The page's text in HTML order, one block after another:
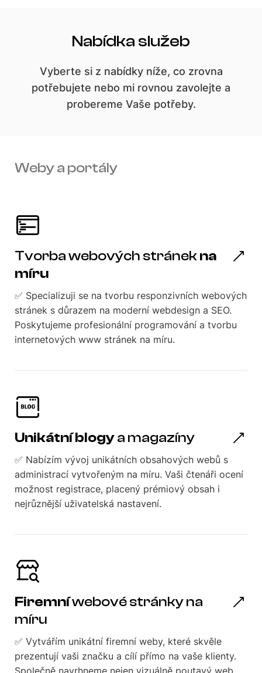
Nabídka služeb
Vyberte si z nabídky níže, co zrovna
potřebujete nebo mi rovnou zavolejte a
probereme Vaše potřeby.
Weby a portály
Tvorba webových stránekna
míru
✅ Specializuji se na tvorbu responzivních webových
stránek s důrazem na moderní webdesign a SEO.
Poskytujeme profesionální programování a tvorbu
internetových www stránek na míru.
Unikátní blogya magazíny
✅ Nabízím vývoj unikátních obsahových webů s
administrací vytvořeným na míru. Vaši čtenáři ocení
možnost registrace, placený prémiový obsah i
nejrůznější uživatelská nastavení.
Firemníwebové stránky na
míru
✅ Vytvářím unikátní firemní weby, které skvěle
prezentují vaši značku a cílí přímo na vaše klienty.
Společně navrhneme nejen vizuálně poutavý web,